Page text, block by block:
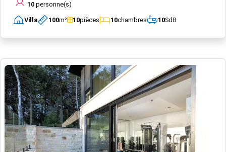
10 personne(s)
Villa 100m² 10pièces 10chambres 10SdB